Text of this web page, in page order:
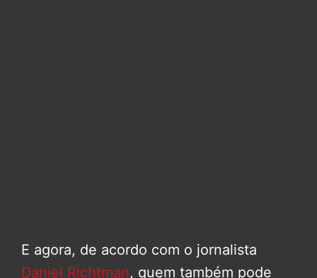
E agora, de acordo com o jornalista
Daniel Richtman, quem também pode